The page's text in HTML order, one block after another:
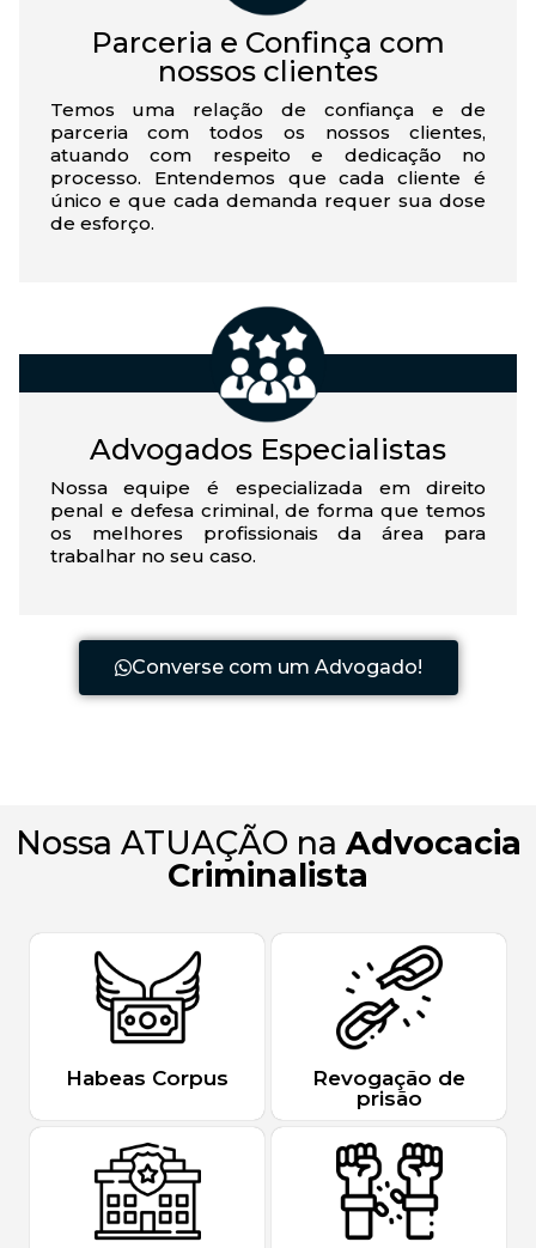
Parceria e Confinça com
nossos clientes
Temos uma relação de confiança e de
parceria com todos os nossos clientes,
atuando com respeito e dedicação no
processo. Entendemos que cada cliente é
único e que cada demanda requer sua dose
de esforço.
Advogados Especialistas
Nossa equipe é especializada em direito
penal e defesa criminal, de forma que temos
os melhores profissionais da área para
trabalhar no seu caso.
Converse com um Advogado!
Nossa ATUAÇÃO na Advocacia
Criminalista
Habeas Corpus
Revogação de
prisão